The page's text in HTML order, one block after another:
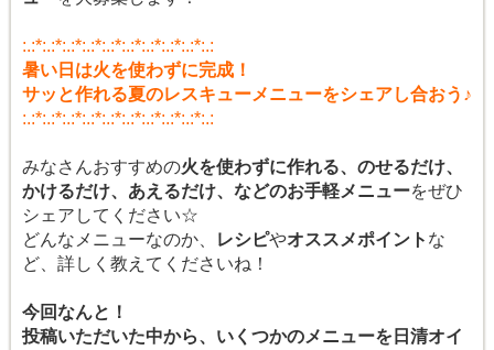
:.:*:.:*:.:*:.:*:.:*:.:*:.:*:.:*:.:*:.:
暑い日は火を使わずに完成！
サッと作れる夏のレスキューメニューをシェアし合おう♪
:.:*:.:*:.:*:.:*:.:*:.:*:.:*:.:*:.:*:.:
みなさんおすすめの火を使わずに作れる、のせるだけ、
かけるだけ、あえるだけ、などのお手軽メニューをぜひ
シェアしてください☆
どんなメニューなのか、
レシピやオススメポイント な
ど、詳しく教えてくださいね！
今回なんと！
投稿いただいた中から、いくつかのメニューを日清オイ